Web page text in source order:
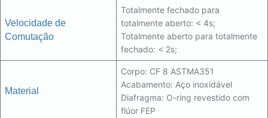
Velocidade de
Comutação
Totalmente fechado para
totalmente aberto: < 4s;
Totalmente aberto para totalmente
fechado: < 2s;
Material
Corpo: CF 8 ASTMA351
Acabamento: Aço inoxidável
Diafragma: O-ring revestido com
flúor FEP